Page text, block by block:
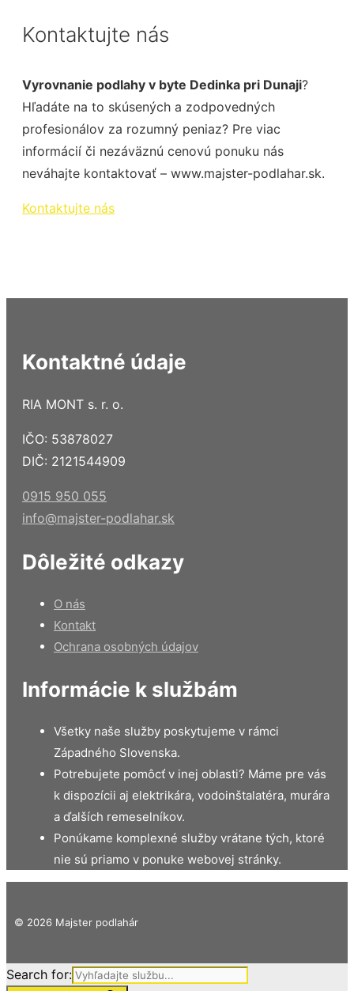
Kontaktujte nás
Vyrovnanie podlahy v byte Dedinka pri Dunaji?
Hľadáte na to skúsených a zodpovedných
profesionálov za rozumný peniaz? Pre viac
informácií či nezáväznú cenovú ponuku nás
neváhajte kontaktovať – www.majster-podlahar.sk.
Kontaktujte nás
Kontaktné údaje
RIA MONT s. r. o.
IČO: 53878027
DIČ: 2121544909
0915 950 055
info@majster-podlahar.sk
Dôležité odkazy
O nás
Kontakt
Ochrana osobných údajov
Informácie k službám
Všetky naše služby poskytujeme v rámci
Západného Slovenska.
Potrebujete pomôcť v inej oblasti? Máme pre vás
k dispozícii aj elektrikára, vodoinštalatéra, murára
a ďalších remeselníkov.
Ponúkame komplexné služby vrátane tých, ktoré
nie sú priamo v ponuke webovej stránky.
© 2026 Majster podlahár
Search for: